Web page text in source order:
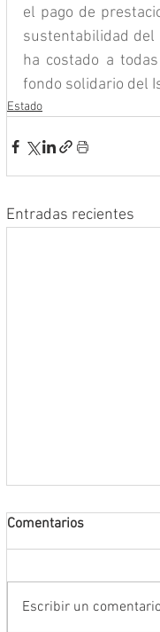
el pago de
sustentabilidad
ha costado a
fondo solidario del
Estado
Entradas recientes
Comentarios
Escribir un